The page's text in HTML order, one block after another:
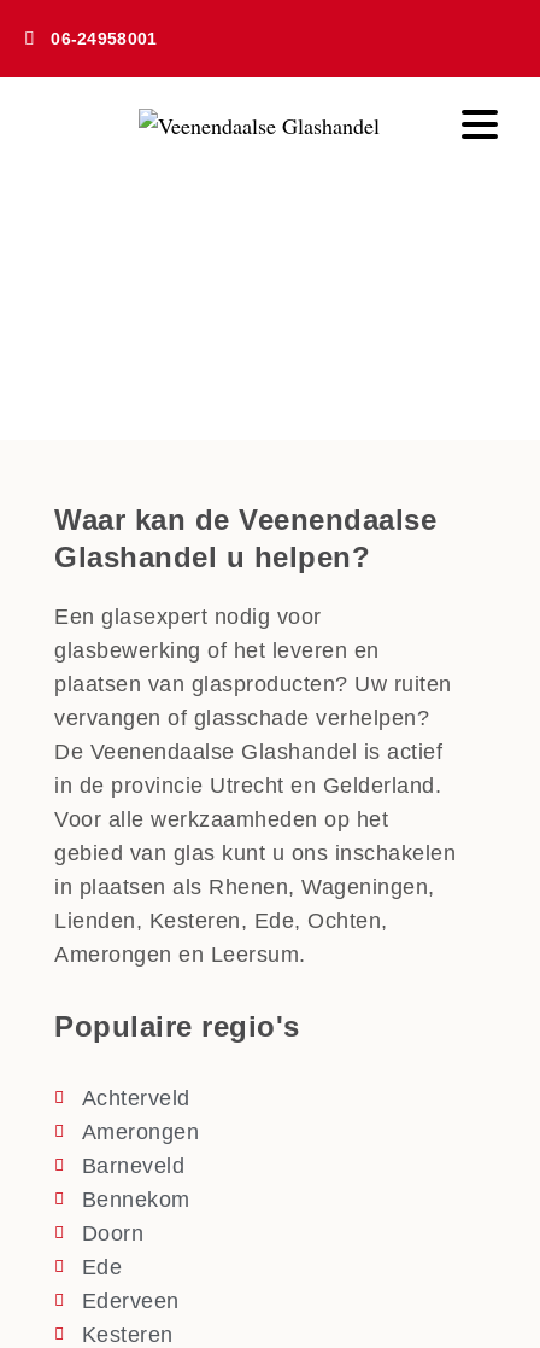
06-24958001
Waar kan de Veenendaalse
Glashandel u helpen?
Een glasexpert nodig voor
glasbewerking of het leveren en
plaatsen van glasproducten? Uw ruiten
vervangen of glasschade verhelpen?
De Veenendaalse Glashandel is actief
in de provincie Utrecht en Gelderland.
Voor alle werkzaamheden op het
gebied van glas kunt u ons inschakelen
in plaatsen als Rhenen, Wageningen,
Lienden, Kesteren, Ede, Ochten,
Amerongen en Leersum.
Populaire regio's
Achterveld
Amerongen
Barneveld
Bennekom
Doorn
Ede
Ederveen
Kesteren